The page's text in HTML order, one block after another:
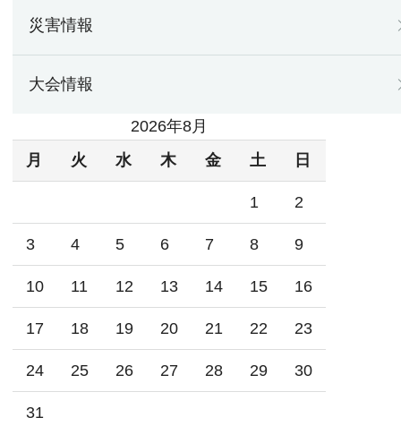
災害情報
大会情報
2026年8月
月
火 水 木 金 土 日
1 2
3 4 5 6 7 8 9
10 11 12 13 14 15 16
17 18 19 20 21 22 23
24 25 26 27 28 29 30
31